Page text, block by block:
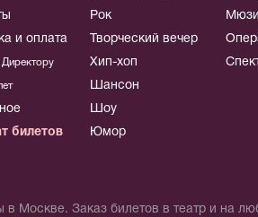
и оплата
Директору
билетов
Рок
Творческий вечер
Хип-хоп
Шансон
Шоу
Юмор
Москве. Заказ билетов в театр и на